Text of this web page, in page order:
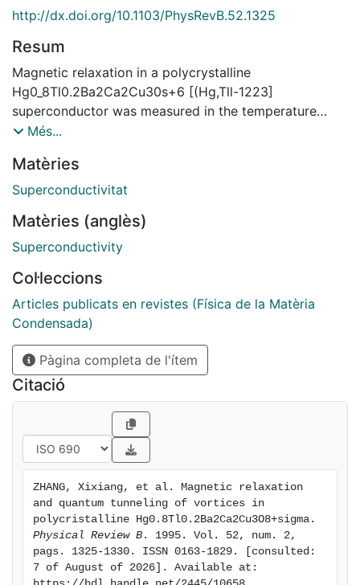
http://dx.doi.org/10.1103/PhysRevB.52.1325
Resum
Magnetic relaxation in a polycrystalline
Hg0_8Tl0.2Ba2Ca2Cu30s+6 [(Hg,Tll-1223]
superconductor was measured in the temperature
range 1.85-20 K with different magnetic fields applied
show a nearly perfect linear ln(t) behavior. The
temperature dependence
/M0)/dln(t)I, was studied for two applied magnetic
fields. With the lower applied field (H.= 3 kOe), a
ex­plained in terms of quantum tunneling of vortices.
As the applied field increases (H. = 10 kOe), the tran­
sition from the thermal to the quantum regime is not
found in the experimentally accessible temperature
range above 1.85 K. The field dependence of R at 2.8 K
is studied in order to analyze the dimensionality
of the flux-line lattice.
Més...
Matèries
Superconductivitat
Matèries (anglès)
Superconductivity
Col·leccions
Articles publicats en revistes (Física de la Matèria
Condensada)
Pàgina completa de l'ítem
Citació
ZHANG, Xixiang, et al. Magnetic relaxation
and quantum tunneling of vortices in
Physical Review B . 1995. Vol. 52, num. 2,
pags. 1325-1330. ISSN 0163-1829. [consulted:
7 of August of 2026]. Available at: